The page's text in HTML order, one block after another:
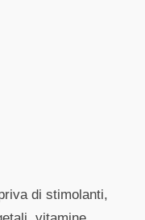
di stimolanti,